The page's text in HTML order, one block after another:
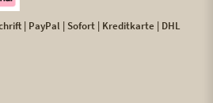
| PayPal | Sofort | Kreditkarte | DHL